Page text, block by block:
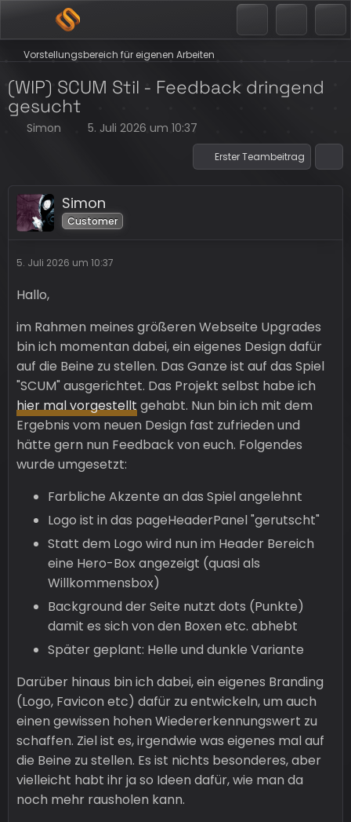
Vorstellungsbereich für eigenen Arbeiten
(WIP) SCUM Stil - Feedback dringend
gesucht
Simon 5. Juli 2026 um 10:37
Erster Teambeitrag
Simon
Customer
5. Juli 2026 um 10:37
Hallo,
im Rahmen meines größeren Webseite Upgrades
bin ich momentan dabei, ein eigenes Design dafür
auf die Beine zu stellen. Das Ganze ist auf das Spiel
"SCUM" ausgerichtet. Das Projekt selbst habe ich
hier mal vorgestelltgehabt. Nun bin ich mit dem
Ergebnis vom neuen Design fast zufrieden und
hätte gern nun Feedback von euch. Folgendes
wurde umgesetzt:
Farbliche Akzente an das Spiel angelehnt
Logo ist in das pageHeaderPanel "gerutscht"
Statt dem Logo wird nun im Header Bereich
eine Hero-Box angezeigt (quasi als
Willkommensbox)
Background der Seite nutzt dots (Punkte)
damit es sich von den Boxen etc. abhebt
Später geplant: Helle und dunkle Variante
Darüber hinaus bin ich dabei, ein eigenes Branding
(Logo, Favicon etc) dafür zu entwickeln, um auch
einen gewissen hohen Wiedererkennungswert zu
schaffen. Ziel ist es, irgendwie was eigenes mal auf
die Beine zu stellen. Es ist nichts besonderes, aber
vielleicht habt ihr ja so Ideen dafür, wie man da
noch mehr rausholen kann.